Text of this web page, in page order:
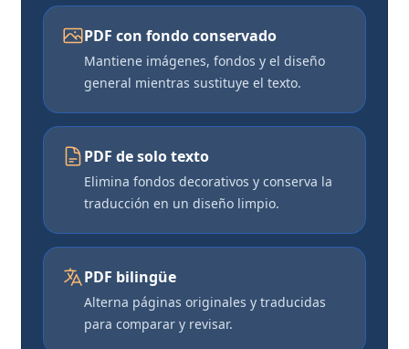
PDF con fondo conservado
Mantiene imágenes, fondos y el diseño
general mientras sustituye el texto.
PDF de solo texto
Elimina fondos decorativos y conserva la
traducción en un diseño limpio.
PDF bilingüe
Alterna páginas originales y traducidas
para comparar y revisar.